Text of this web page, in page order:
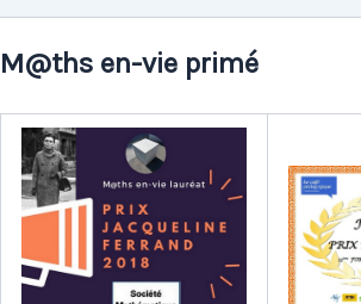
M@ths en-vie primé